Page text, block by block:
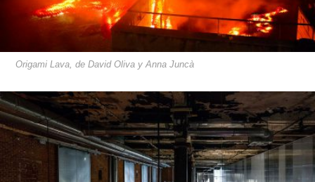
Origami Lava, de David Oliva y Anna Juncà